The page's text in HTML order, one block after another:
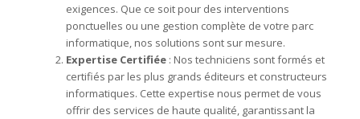
exigences. Que ce soit pour des interventions
ponctuelles ou une gestion complète de votre parc
informatique, nos solutions sont sur mesure.
Expertise Certifiée : Nos techniciens sont formés et
certifiés par les plus grands éditeurs et constructeurs
informatiques. Cette expertise nous permet de vous
offrir des services de haute qualité, garantissant la